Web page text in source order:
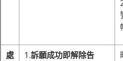
處
1.訴願成功即解除告